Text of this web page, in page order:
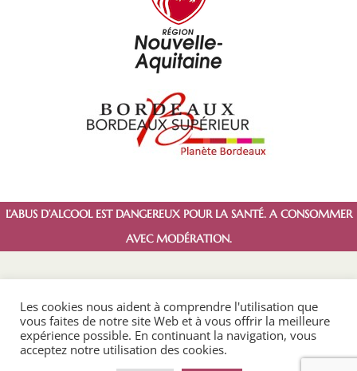
L’ABUS D’ALCOOL EST DANGEREUX POUR LA SANTÉ. A CONSOMMER
AVEC MODÉRATION.
Copyright © 2022 La Capelle. Créé par Unicorner
Les cookies nous aident à comprendre l'utilisation que
vous faites de notre site Web et à vous offrir la meilleure
expérience possible. En continuant la navigation, vous
acceptez notre utilisation des cookies.